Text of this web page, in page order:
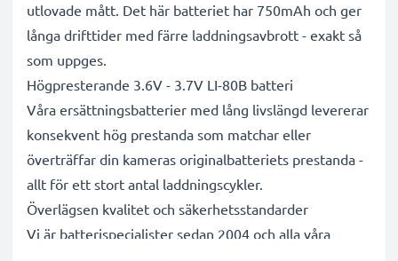
utlovade mått. Det här batteriet har 750mAh och ger
långa drifttider med färre laddningsavbrott - exakt så
som uppges.
Högpresterande 3.6V - 3.7V LI-80B batteri
Våra ersättningsbatterier med lång livslängd levererar
konsekvent hög prestanda som matchar eller
överträffar din kameras originalbatteriets prestanda -
allt för ett stort antal laddningscykler.
Överlägsen kvalitet och säkerhetsstandarder
Vi är batterispecialister sedan 2004 och alla våra